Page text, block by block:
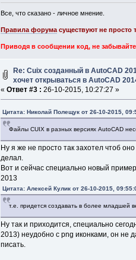
Все, что сказано - личное мнение.
Правила форумасуществуют не просто
Приводя в сообщении код, не
Re: Cuix созданный в AutoCAD
хочет открываться в AutoCAD
« Ответ #3 : 26-10-2015, 10:27:27 »
Цитата: Николай Полещук от 26-10-2015,
Файлы CUIX в разных версиях AutoCAD
Ну я же не просто так захотел чтоб
делал.
Вот и сейчас специально новый
2013
Цитата: Алексей Кулик от 26-10-2015,
т.е. придется создавать в более младшей
Ну так и приходится, специально
2013) неудобно с png иконками, он не
писать.